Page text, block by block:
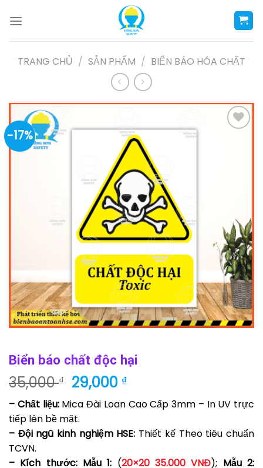
TRANG CHỦ / SẢN PHẨM / BIỂN BÁO HÓA CHẤT
-17%
Biển báo chất độc hại
35,000₫ Giá
gốc
là:
35,000 ₫.
29,000 ₫Giá
hiện
tại
29,000 ₫.
– Chất liệu:Mica Đài Loan Cao Cấp 3mm – In UV trực
tiếp lên bề mặt.
– Đội ngũ kinh nghiệm HSE: Thiết kế Theo tiêu chuẩn
TCVN.
– Kích thước: Mẫu 1: (20×20 35.000 VNĐ); Mẫu 2: